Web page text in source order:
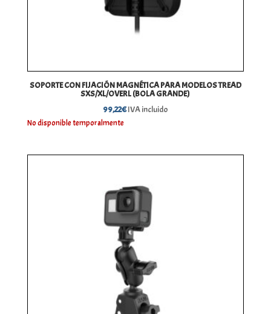
SOPORTE CON FIJACIÓN MAGNÉTICA PARA MODELOS TREAD
SXS/XL/OVERL (BOLA GRANDE)
99,22€IVA incluido
No disponible temporalmente